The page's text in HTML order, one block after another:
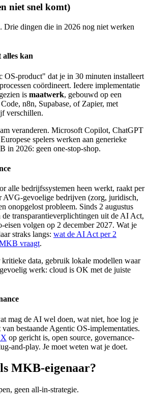
niet snel komt)
Drie dingen die in 2026 nog niet werken
alles kan
OS-product" dat je in 30 minuten installeert
coördineert. Iedere implementatie
is maatwerk, gebouwd op een
n8n, Supabase, of Zapier, met
verschillen.
veranderen. Microsoft Copilot, ChatGPT
spelers werken aan generieke
in 2026: geen one-stop-shop.
alle bedrijfssystemen heen werkt, raakt per
AVG-gevoelige bedrijven (zorg, juridisch,
onopgelost probleem. Sinds 2 augustus
transparantieverplichtingen uit de AI Act,
eisen volgen op 2 december 2027. Wat je
straks langs: wat de AI Act per 2
vraagt.
data, gebruik lokale modellen waar
werk: cloud is OK met de juiste
mag de AI wel doen, wat niet, hoe log je
bestaande Agentic OS-implementaties.
op gericht is, open source, governance-
and-play. Je moet weten wat je doet.
MKB-eigenaar?
geen all-in-strategie.